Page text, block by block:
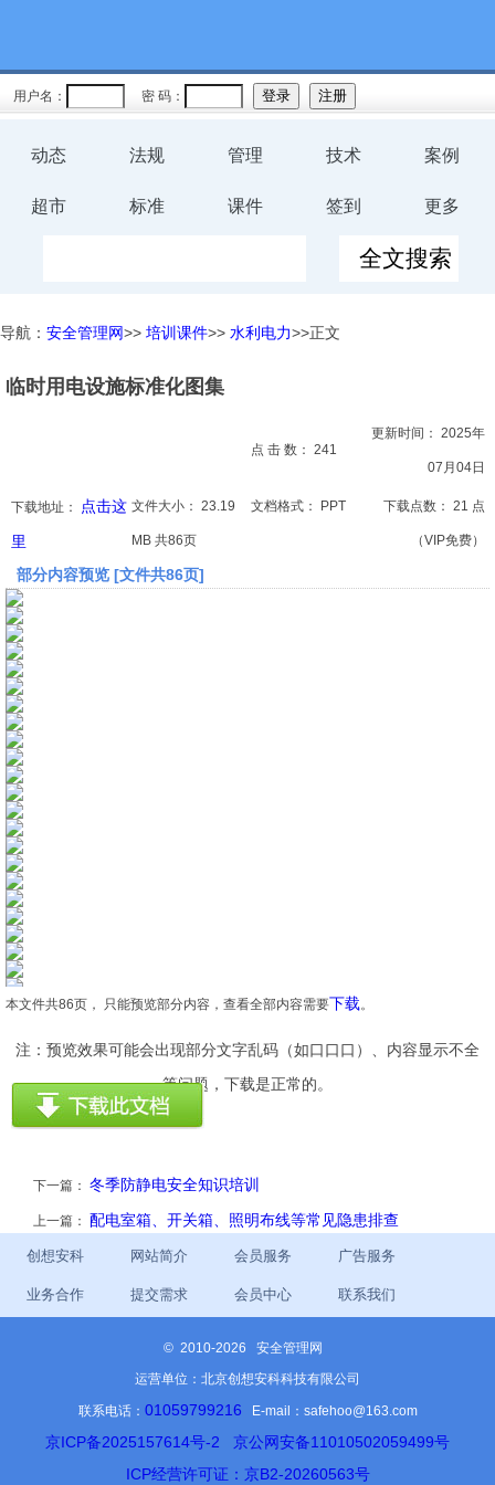
用户名： 密 码：
动态 法规 管理 技术 案例
超市 标准 课件 签到 更多
规程
预案
评价
生
环保
论文
导航： 安全管理网>> 培训课件>> 水利电力>>正文
临时用电设施标准化图集
点 击 数： 241
更新时间： 2025年
07月04日
下载地址：
点击这
里
文件大小： 23.19
MB 共86页
文档格式： PPT 下载点数： 21 点
（VIP免费）
部分内容预览 [文件共86页]
本文件共86页， 只能预览部分内容，查看全部内容需要下载。
注：预览效果可能会出现部分文字乱码（如口口口）、内容显示不全
等问题，下载是正常的。
下一篇： 冬季防静电安全知识培训
上一篇： 配电室箱、开关箱、照明布线等常见隐患排查
创想安科 网站简介 会员服务 广告服务
业务合作 提交需求 会员中心 联系我们
© 2010-2026 安全管理网
运营单位：北京创想安科科技有限公司
联系电话： 01059799216 E-mail：safehoo@163.com
京ICP备2025157614号-2
京公网安备11010502059499号
ICP经营许可证：京B2-20260563号